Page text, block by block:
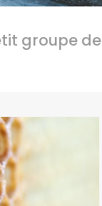
groupe de